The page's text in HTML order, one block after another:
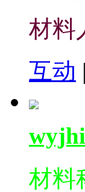
材料
互动 |
材料